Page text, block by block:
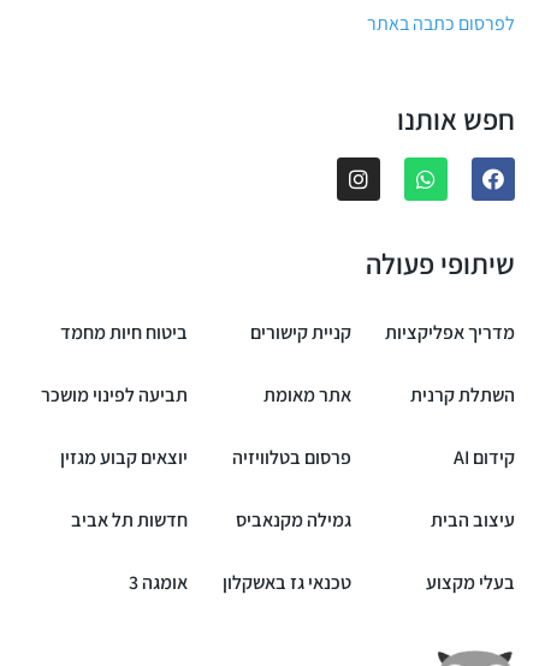
לפרסום כתבה באתר
חפש אותנו
שיתופי פעולה
מדריך אפליקציות קניית קישורים ביטוח חיות מחמד
השתלת קרנית אתר מאומת תביעה לפינוי מושכר
קידום AI פרסום בטלוויזיה יוצאים קבוע מגזין
עיצוב הבית גמילה מקנאביס חדשות תל אביב
בעלי מקצוע טכנאי גז באשקלון אומגה 3